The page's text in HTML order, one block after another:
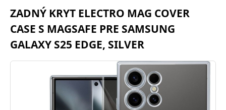
nachádzate:
ZADNÝ KRYT ELECTRO MAG COVER
CASE S MAGSAFE PRE SAMSUNG
GALAXY S25 EDGE, SILVER